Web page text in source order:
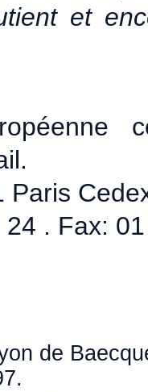
et
Paris
. Fax:
de